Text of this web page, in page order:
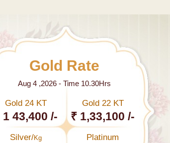
Gold Rate
Aug 4 ,2026 - Time 10.30Hrs
Gold 24 KT
1 43,400 /-
Gold 22 KT
₹ 1,33,100 /-
Silver/Kg Platinum